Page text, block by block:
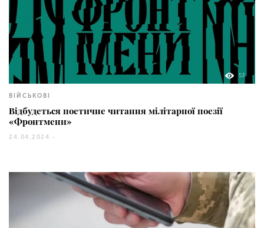
53
ВІЙСЬКОВІ
Відбудеться поетичне читання мілітарної поезії
«Фронтмени»
24.04.2024 -